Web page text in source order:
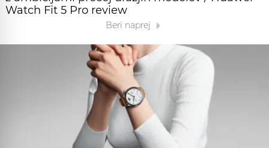
Watch Fit 5 Pro review
Beri naprej